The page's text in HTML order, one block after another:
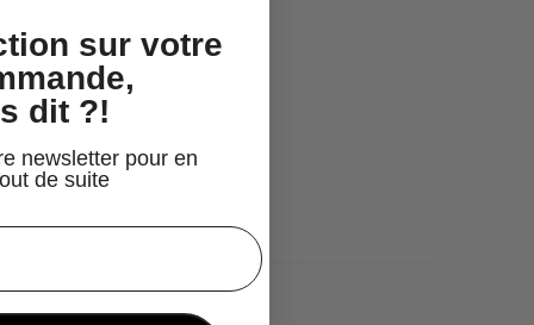
sur votre
dit ?!
newsletter pour en
de suite